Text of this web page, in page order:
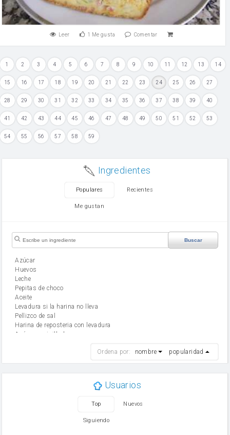
Leer 1 Me gusta Comentar
1 2 3 4 5 6 7 8 9 10 11 12 13 14
15 16 17 18 19 20 21 22 23 24 25 26 27
28 29 30 31 32 33 34 35 36 37 38 39 40
41 42 43 44 45 46 47 48 49 50 51 52 53
54 55 56 57 58 59
Ingredientes
Populares Recientes
Me gustan
Buscar
Azúcar
huevos
leche
Pepitas de choco
aceite
Levadura si la harina no lleva
Pellizco de sal
Harina de reposteria con levadura
Azúcar avainillado
mantequilla
Ordena por: nombre popularidad
Usuarios
Top Nuevos
Siguiendo